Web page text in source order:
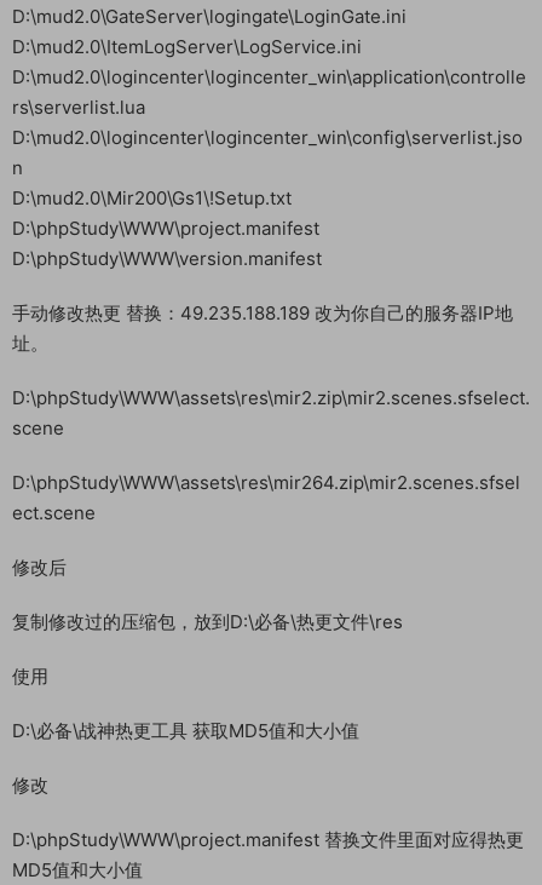
D:\mud2.0\GateServer\logingate\LoginGate.ini
D:\mud2.0\ItemLogServer\LogService.ini
D:\mud2.0\logincenter\logincenter_win\application\controlle
rs\serverlist.lua
D:\mud2.0\logincenter\logincenter_win\config\serverlist.jso
n
D:\mud2.0\Mir200\Gs1\!Setup.txt
D:\phpStudy\WWW\project.manifest
D:\phpStudy\WWW\version.manifest
手动修改热更 替换：49.235.188.189 改为你自己的服务器IP地
址。
D:\phpStudy\WWW\assets\res\mir2.zip\mir2.scenes.sfselect.
scene
D:\phpStudy\WWW\assets\res\mir264.zip\mir2.scenes.sfsel
ect.scene
修改后
复制修改过的压缩包，放到D:\必备\热更文件\res
使用
D:\必备\战神热更工具 获取MD5值和大小值
修改
D:\phpStudy\WWW\project.manifest 替换文件里面对应得热更
MD5值和大小值